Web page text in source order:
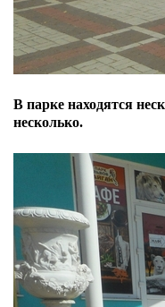
В парке находятся
несколько.